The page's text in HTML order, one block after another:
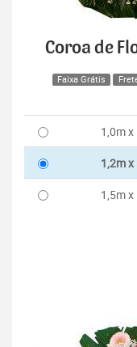
Coroa de
Faixa Grátis
1,0m
1,2m
1,5m